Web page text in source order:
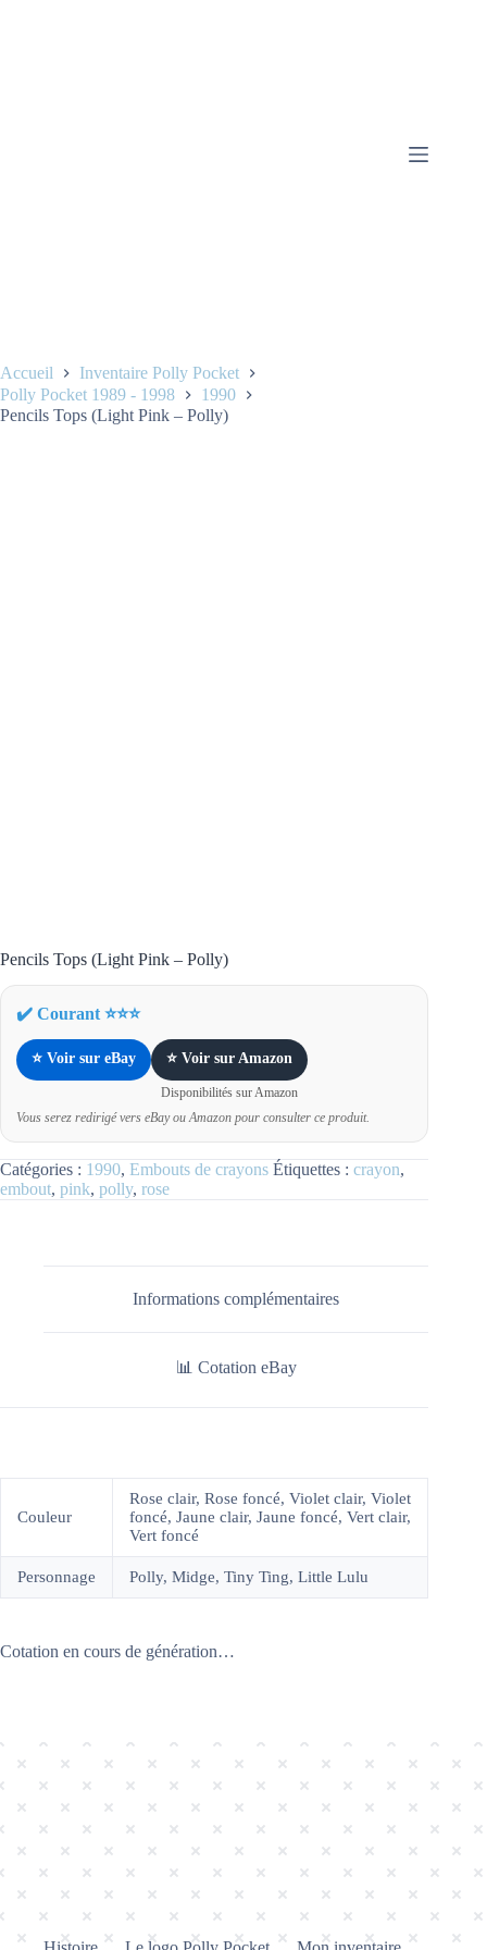
Accueil
Inventaire Polly Pocket
Polly Pocket 1989 - 1998
1990
Pencils Tops (Light Pink – Polly)
Pencils Tops (Light Pink – Polly)
✔️ Courant ⭐⭐⭐
⭐ Voir sur eBay ⭐ Voir sur Amazon
Disponibilités sur Amazon
Vous serez redirigé vers eBay ou Amazon pour consulter ce produit.
Catégories : 1990, Embouts de crayons Étiquettes : crayon,
embout, pink, polly, rose
Informations complémentaires
📊 Cotation eBay
Couleur
Rose clair, Rose foncé, Violet clair, Violet
foncé, Jaune clair, Jaune foncé, Vert clair,
Vert foncé
Personnage Polly, Midge, Tiny Ting, Little Lulu
Cotation en cours de génération…